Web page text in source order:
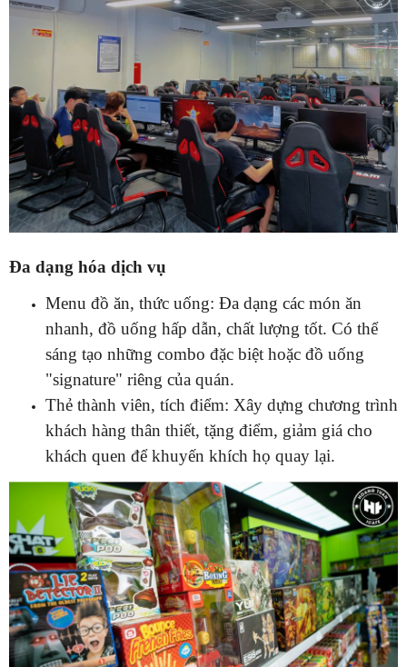
Đa dạng hóa dịch vụ
Menu đồ ăn, thức uống: Đa dạng các món ăn
nhanh, đồ uống hấp dẫn, chất lượng tốt. Có thể
sáng tạo những combo đặc biệt hoặc đồ uống
"signature" riêng của quán.
Thẻ thành viên, tích điểm: Xây dựng chương trình
khách hàng thân thiết, tặng điểm, giảm giá cho
khách quen để khuyến khích họ quay lại.